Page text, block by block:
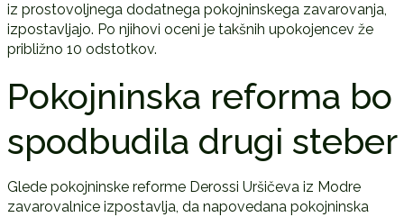
iz prostovoljnega dodatnega pokojninskega zavarovanja,
izpostavljajo. Po njihovi oceni je takšnih upokojencev že
približno 10 odstotkov.
Pokojninska reforma bo
spodbudila drugi steber
Glede pokojninske reforme Derossi Uršičeva iz Modre
zavarovalnice izpostavlja, da napovedana pokojninska